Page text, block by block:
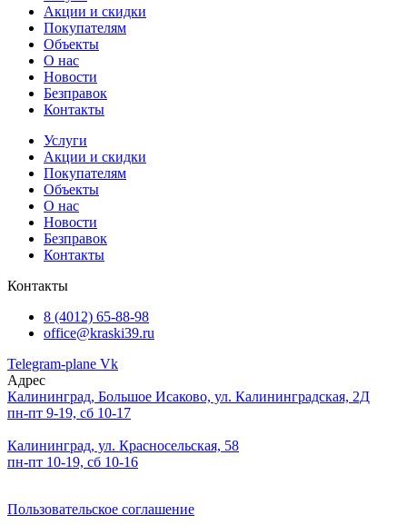
Акции и скидки
Покупателям
Объекты
О нас
Новости
Безправок
Контакты
Услуги
Акции и скидки
Покупателям
Объекты
О нас
Новости
Безправок
Контакты
Контакты
8 (4012) 65-88-98
office@kraski39.ru
Telegram-plane Vk
Адрес
Калининград, Большое Исаково, ул. Калининградская, 2Д
пн-пт 9-19, сб 10-17
Калининград, ул. Красносельская, 58
пн-пт 10-19, сб 10-16
Пользовательское соглашение